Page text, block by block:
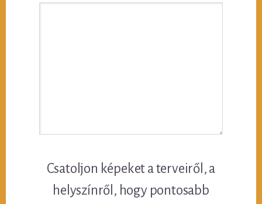
Csatoljon képeket a terveiről, a
helyszínről, hogy pontosabb